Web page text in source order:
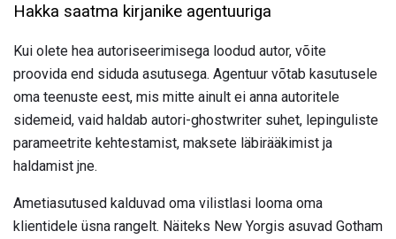
Hakka saatma kirjanike agentuuriga
Kui olete hea autoriseerimisega loodud autor, võite
proovida end siduda asutusega. Agentuur võtab kasutusele
oma teenuste eest, mis mitte ainult ei anna autoritele
sidemeid, vaid haldab autori-ghostwriter suhet, lepinguliste
parameetrite kehtestamist, maksete läbirääkimist ja
haldamist jne.
Ametiasutused kalduvad oma vilistlasi looma oma
klientidele üsna rangelt. Näiteks New Yorgis asuvad Gotham